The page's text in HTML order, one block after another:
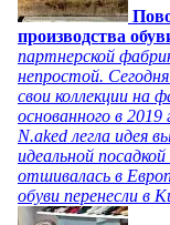
производства
партнерской
непростой.
свои коллекции на
основанного в
N.aked легла идея
идеальной
отшивалась в
обуви перенесли в